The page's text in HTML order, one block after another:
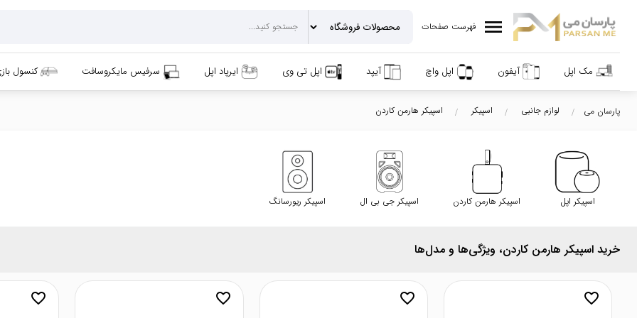
menu فهرست صفحات
مک اپل آیفون اپل واچ آیپد اپل تی وی ایرپاد اپل سرفیس مایکروسافت کنسول
پارسان می لوازم جانبی اسپیکر اسپیکر هارمن کاردن
اسپیکر اپل اسپیکر هارمن کاردن اسپیکر جی بی ال اسپیکر ریورسانگ
خرید اسپیکر هارمن کاردن، ویژگی‌ها و مدل‌ها
favorite_border
favorite_border
favorite_border
favorite_border